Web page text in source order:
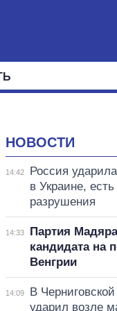
НОВОСТИ
14:42
Россия
в Украине,
разрушения
14:33
Партия
кандидата на
Венгрии
14:09
В
ударил возле